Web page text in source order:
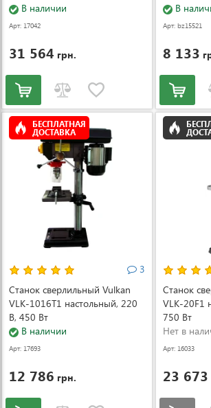
В наличии
Арт: 17042
31 564 грн.
В
Арт: bz15521
8 133
БЕСПЛАТНАЯ
ДОСТАВКА
3
Станок сверлильный Vulkan
VLK-1016T1 настольный, 220
В, 450 Вт
В наличии
Арт: 17693
12 786 грн.
Станок
VLK-20F1
750 Вт
Нет в
Арт: 16033
23 673